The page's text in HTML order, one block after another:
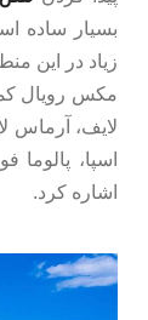
بسیار ساده
زیاد در این
مکس رویال
لایف، آرماس
اسپا،
اشاره کرد.